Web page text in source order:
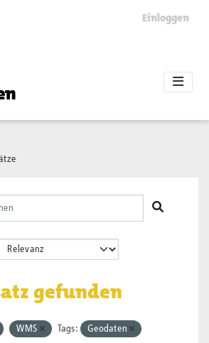
Einloggen
gefunden
WMS Tags: Geodaten